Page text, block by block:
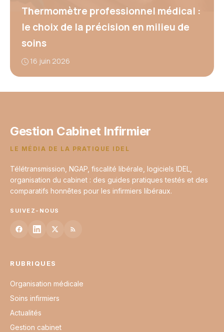
Thermomètre professionnel médical :
le choix de la précision en milieu de
soins
16 juin 2026
Gestion Cabinet Infirmier
LE MÉDIA DE LA PRATIQUE IDEL
Télétransmission, NGAP, fiscalité libérale, logiciels IDEL,
organisation du cabinet : des guides pratiques testés et des
comparatifs honnêtes pour les infirmiers libéraux.
SUIVEZ-NOUS
RUBRIQUES
Organisation médicale
Soins infirmiers
Actualités
Gestion cabinet